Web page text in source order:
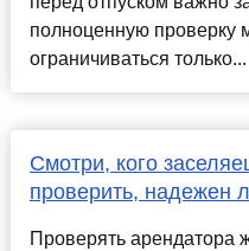
полноценную проверку
ограничиваться только...
Смотри, кого
проверить, надежен
Проверять арендатора